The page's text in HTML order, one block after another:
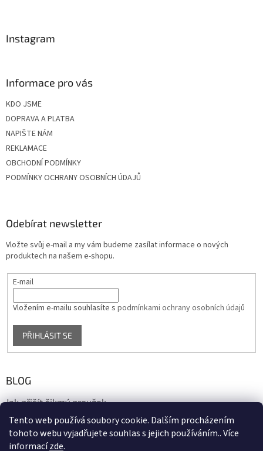
Tento web používá soubory cookie. Dalším procházením
tohoto webu vyjadřujete souhlas s jejich používáním.. Více
informacízde.
Instagram
Informace pro vás
KDO JSME
DOPRAVA A PLATBA
NAPIŠTE NÁM
REKLAMACE
OBCHODNÍ PODMÍNKY
PODMÍNKY OCHRANY OSOBNÍCH ÚDAJŮ
Odebírat newsletter
Vložte svůj e-mail a my vám budeme zasílat informace o nových
produktech na našem e-shopu.
E-mail
Vložením e-mailu souhlasíte s podmínkami ochrany osobních údajů
PŘIHLÁSIT SE
BLOG
Jak přišít šikmý proužek
17.10.2020